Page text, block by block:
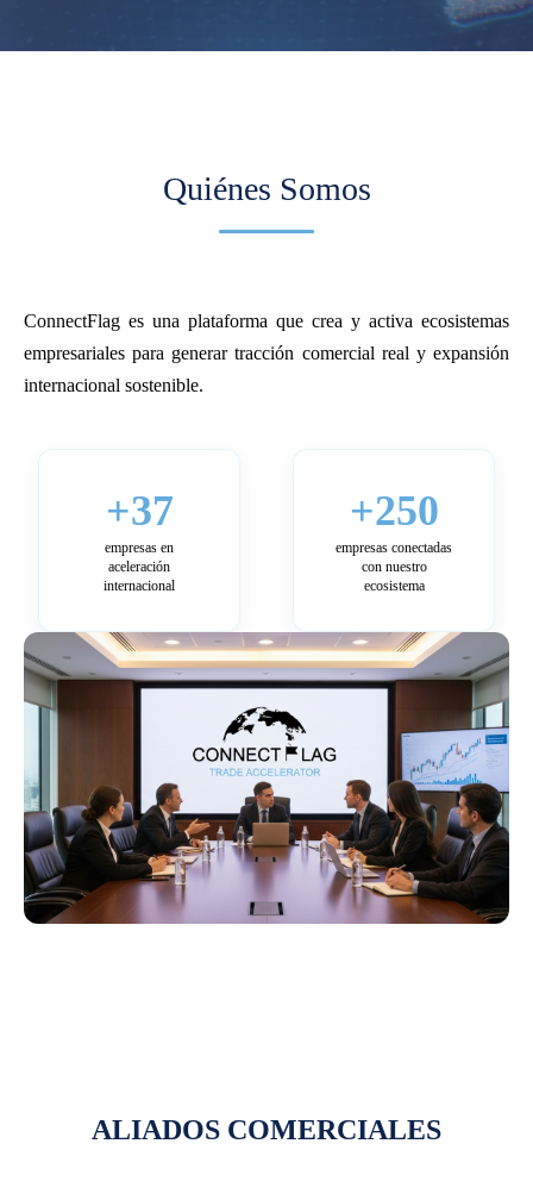
Quiénes Somos
ConnectFlag es una plataforma que crea y activa ecosistemas
empresariales para generar tracción comercial real y expansión
internacional sostenible.
+37
empresas en
aceleración
internacional
+250
empresas conectadas
con nuestro
ecosistema
ALIADOS COMERCIALES